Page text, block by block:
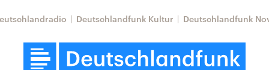
Deutschlandfunk Kultur Deutschlandfunk